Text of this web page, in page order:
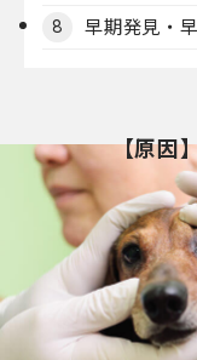
8 早期発見・
【原因